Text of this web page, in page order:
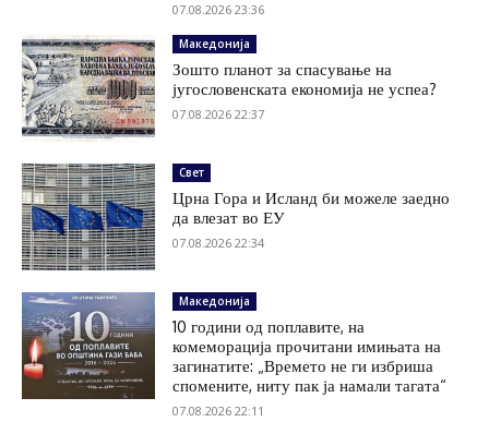
07.08.2026 23:36
Македонија
Зошто планот за спасување на
југословенската економија не успеа?
07.08.2026 22:37
Свет
Црна Гора и Исланд би можеле заедно
да влезат во ЕУ
07.08.2026 22:34
Македонија
10 години од поплавите, на
комеморација прочитани имињата на
загинатите: „Времето не ги избриша
спомените, ниту пак ја намали тагата“
07.08.2026 22:11